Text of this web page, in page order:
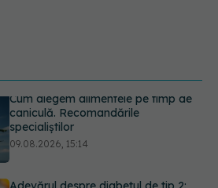
Adevărul despre diabetul de tip 2:
ce greșeli fac majoritatea oamenilor.
5 mituri demontate de medici